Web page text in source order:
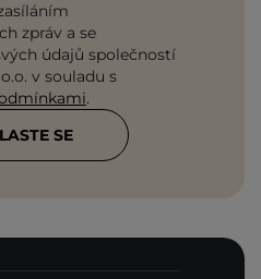
zpráv a se
údajů společností
v souladu s
.
SE